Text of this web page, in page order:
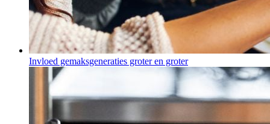
Invloed gemaksgeneraties groter en groter